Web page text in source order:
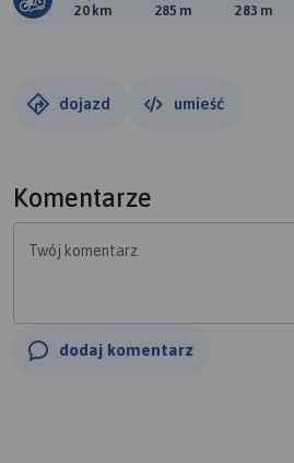
Długość trasy:
20 km Suma
285 m Suma
283 m
dojazd umieść
Komentarze
Twój komentarz
dodaj komentarz